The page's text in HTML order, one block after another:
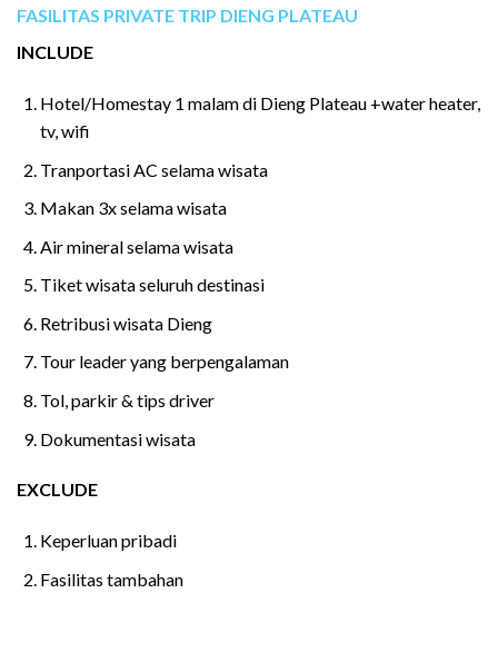
FASILITAS PRIVATE TRIP DIENG PLATEAU
INCLUDE
Hotel/Homestay 1 malam di Dieng Plateau +water heater,
tv, wifi
Tranportasi AC selama wisata
Makan 3x selama wisata
Air mineral selama wisata
Tiket wisata seluruh destinasi
Retribusi wisata Dieng
Tour leader yang berpengalaman
Tol, parkir & tips driver
Dokumentasi wisata
EXCLUDE
Keperluan pribadi
Fasilitas tambahan